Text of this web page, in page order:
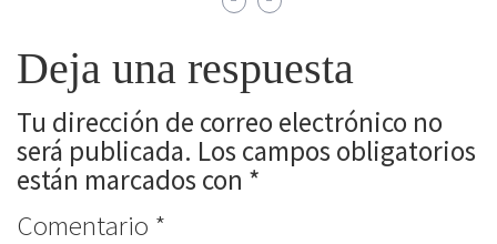
Deja una respuesta
Tu dirección de correo electrónico no
será publicada. Los campos obligatorios
están marcados con *
Comentario *